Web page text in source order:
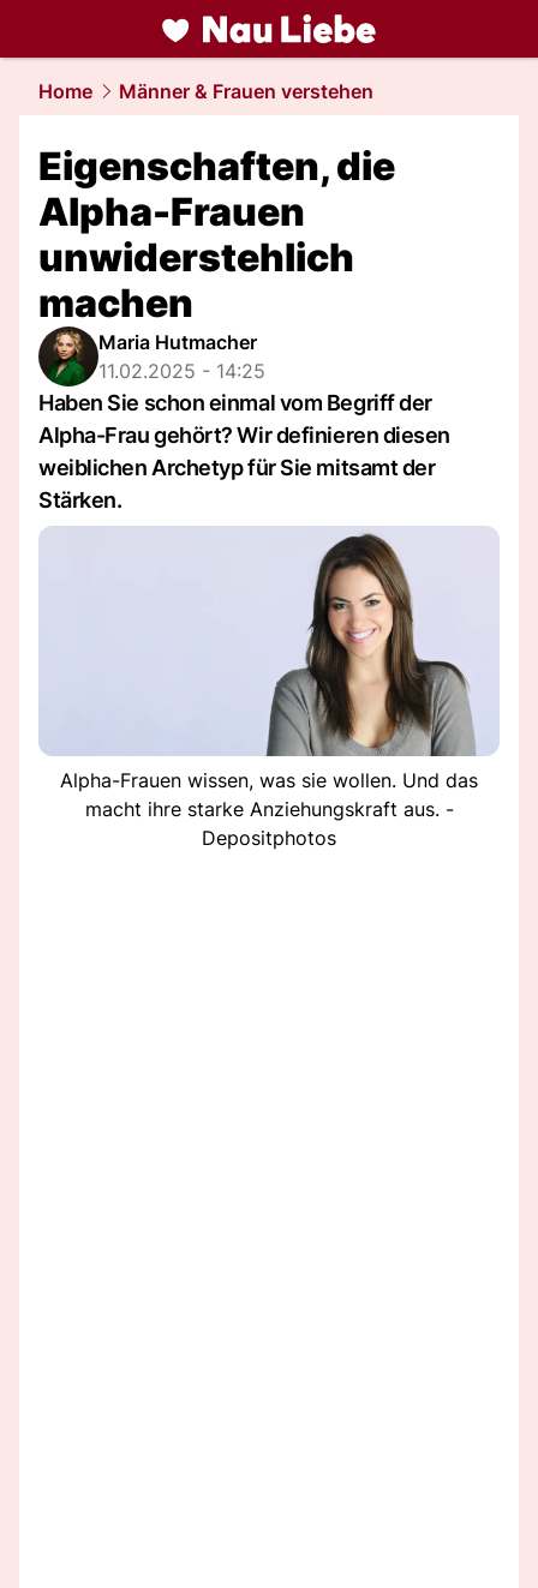
liebe.NAU.ch
Home Männer & Frauen verstehen
Eigenschaften, die
Alpha-Frauen
unwiderstehlich
machen
Maria Hutmacher
11.02.2025 - 14:25
Haben Sie schon einmal vom Begriff der
Alpha-Frau gehört? Wir definieren diesen
weiblichen Archetyp für Sie mitsamt der
Stärken.
Alpha-Frauen wissen, was sie wollen. Und das
macht ihre starke Anziehungskraft aus. -
Depositphotos